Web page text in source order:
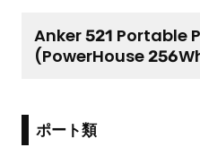
Anker 521 Portable
(PowerHouse
ポート類